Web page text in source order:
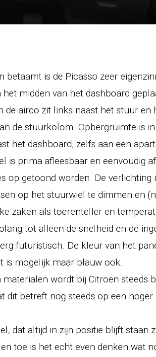
betaamt is de Picasso zeer
midden van het dashboard
de airco zit links naast het stuur en
de stuurkolom. Opbergruimte is
het dashboard, zelfs aan een
is prima afleesbaar en eenvoudig
op getoond worden. De verlichting
op het stuurwiel te dimmen en
zaken als toerenteller en
tot alleen de snelheid en de
futuristisch. De kleur van het
is mogelijk maar blauw ook.
wordt bij Citroën steeds
dit betreft nog steeds op een hoger
dat altijd in zijn positie blijft staan
toe is het echt even denken wat